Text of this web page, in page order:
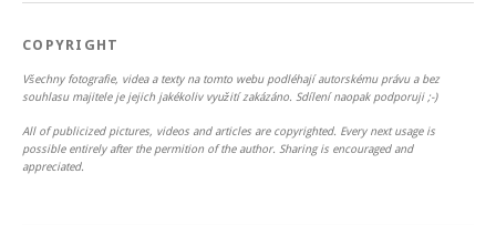
COPYRIGHT
Všechny fotografie, videa a texty na tomto webu podléhají autorskému právu a bez
souhlasu majitele je jejich jakékoliv využití zakázáno. Sdílení naopak podporuji ;-)
All of publicized pictures, videos and articles are copyrighted. Every next usage is
possible entirely after the permition of the author. Sharing is encouraged and
appreciated.